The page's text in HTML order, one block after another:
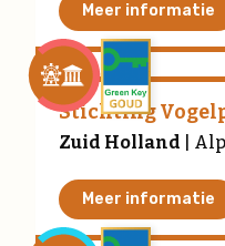
Meer informatie
Stichting
Zuid Holland |
Meer informatie